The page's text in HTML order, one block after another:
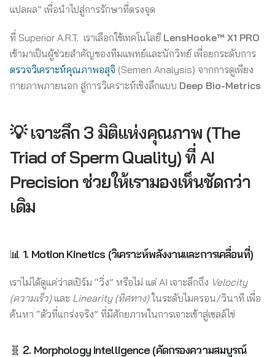
แปลผล” เพื่อนำไปสู่การรักษาที่ตรงจุด
ที่ Superior A.R.T. เราเลือกใช้เทคโนโลยี LensHooke™ X1 PRO
เข้ามาเป็นผู้ช่วยสำคัญของทีมแพทย์และนักวิทย์ เพื่อยกระดับการ
ตรวจวิเคราะห์คุณภาพอสุจิ (Semen Analysis) จากการดูเพียง
กายภาพภายนอก สู่การวิเคราะห์เชิงลึกแบบ Deep Bio-Metrics
💡 เจาะลึก 3 มิติแห่งคุณภาพ (The
Triad of Sperm Quality) ที่ AI
Precisionช่วยให้เรามองเห็นชัดกว่า
เดิม
📊 1. Motion Kinetics (วิเคราะห์พลังงานและการเคลื่อนที่)
เราไม่ได้ดูแค่ว่าสเปิร์ม “วิ่ง” หรือไม่ แต่ AI เจาะลึกถึง Velocity
(ความเร็ว)และ Linearity (ทิศทาง)ในระดับไมครอน/วินาที เพื่อ
ค้นหา “ตัวที่แกร่งจริง” ที่มีศักยภาพในการเจาะเข้าสู่เซลล์ไข่
🧬 2. Morphology Intelligence (คัดกรองความสมบูรณ์